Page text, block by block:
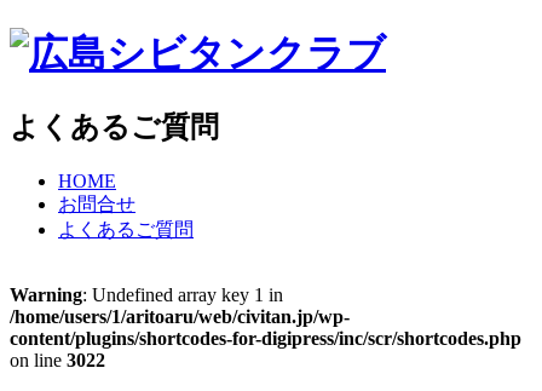
よくあるご質問
HOME
お問合せ
よくあるご質問
Warning: Undefined array key 1 in
/home/users/1/aritoaru/web/civitan.jp/wp-
content/plugins/shortcodes-for-digipress/inc/scr/shortcodes.php
on line 3022